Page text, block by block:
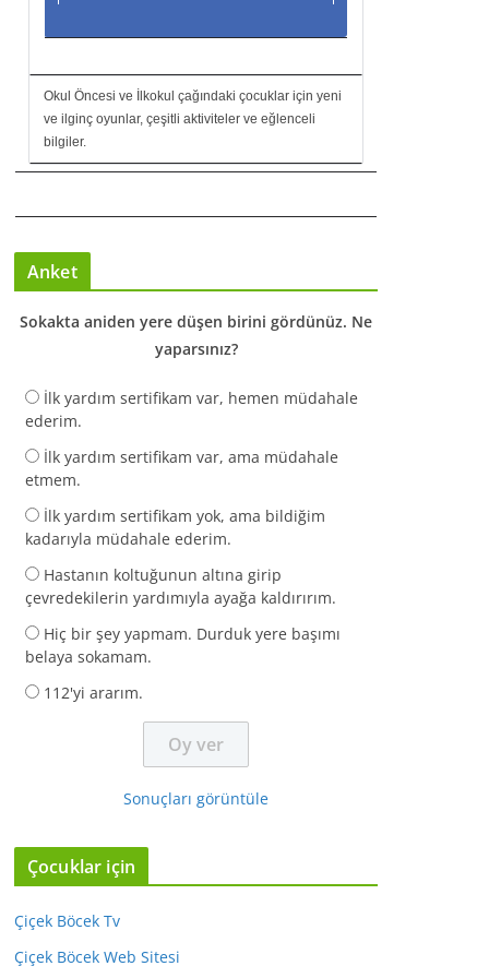
Okul Öncesi ve İlkokul çağındaki çocuklar için yeni
ve ilginç oyunlar, çeşitli aktiviteler ve eğlenceli
bilgiler.
Anket
Sokakta aniden yere düşen birini gördünüz. Ne
yaparsınız?
İlk yardım sertifikam var, hemen müdahale
ederim.
İlk yardım sertifikam var, ama müdahale
etmem.
İlk yardım sertifikam yok, ama bildiğim
kadarıyla müdahale ederim.
Hastanın koltuğunun altına girip
çevredekilerin yardımıyla ayağa kaldırırım.
Hiç bir şey yapmam. Durduk yere başımı
belaya sokamam.
112'yi ararım.
Sonuçları görüntüle
Çocuklar için
Çiçek Böcek Tv
Çiçek Böcek Web Sitesi